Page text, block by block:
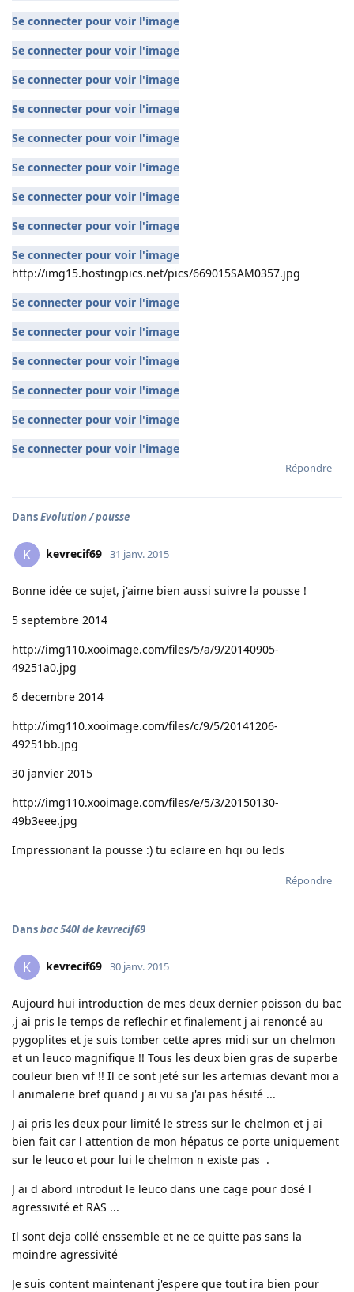
Se connecter pour voir l'image
Se connecter pour voir l'image
Se connecter pour voir l'image
Se connecter pour voir l'image
Se connecter pour voir l'image
Se connecter pour voir l'image
Se connecter pour voir l'image
Se connecter pour voir l'image
Se connecter pour voir l'image
http://img15.hostingpics.net/pics/669015SAM0357.jpg
Se connecter pour voir l'image
Se connecter pour voir l'image
Se connecter pour voir l'image
Se connecter pour voir l'image
Se connecter pour voir l'image
Se connecter pour voir l'image
Répondre
DansEvolution / pousse
K kevrecif69 31 janv. 2015
Bonne idée ce sujet, j'aime bien aussi suivre la pousse !
5 septembre 2014
http://img110.xooimage.com/files/5/a/9/20140905-
49251a0.jpg
6 decembre 2014
http://img110.xooimage.com/files/c/9/5/20141206-
49251bb.jpg
30 janvier 2015
http://img110.xooimage.com/files/e/5/3/20150130-
49b3eee.jpg
Impressionant la pousse :) tu eclaire en hqi ou leds
Répondre
Dansbac 540l de kevrecif69
K kevrecif69 30 janv. 2015
Aujourd hui introduction de mes deux dernier poisson du bac
,j ai pris le temps de reflechir et finalement j ai renoncé au
pygoplites et je suis tomber cette apres midi sur un chelmon
et un leuco magnifique !! Tous les deux bien gras de superbe
couleur bien vif !! Il ce sont jeté sur les artemias devant moi a
l animalerie bref quand j ai vu sa j'ai pas hésité ...
J ai pris les deux pour limité le stress sur le chelmon et j ai
bien fait car l attention de mon hépatus ce porte uniquement
sur le leuco et pour lui le chelmon n existe pas .
J ai d abord introduit le leuco dans une cage pour dosé l
agressivité et RAS ...
Il sont deja collé enssemble et ne ce quitte pas sans la
moindre agressivité
Je suis content maintenant j'espere que tout ira bien pour